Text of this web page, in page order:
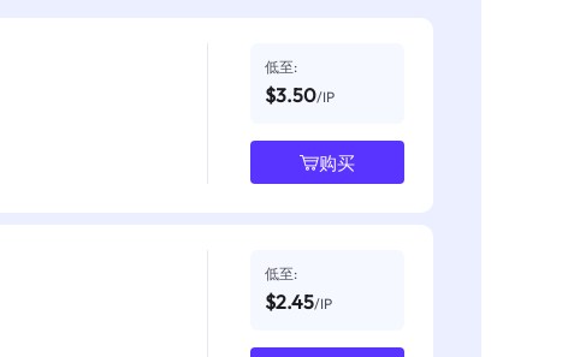
低至:
$3.50/IP
购买
低至:
$2.45/IP